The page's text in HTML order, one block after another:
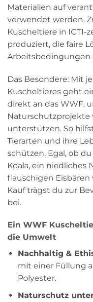
Materialien auf
verwendet werden.
Kuscheltiere in ICTI-
produziert, die faire
Arbeitsbedingungen
Das Besondere: Mit
Kuscheltieres geht
direkt an das WWF,
Naturschutzprojekte
unterstützen. So
Tierarten und ihre
schützen. Egal, ob
Koala, ein niedliches
flauschigen
Kauf trägst du zur
bei.
Ein WWF
die Umwelt
Nachhaltig &
mit einer Füllung
Polyester.
Naturschutz